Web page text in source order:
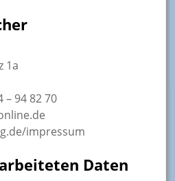
1a
– 94 82 70
impressum
Daten